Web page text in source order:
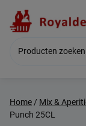
content
Home/ Mix &
Punch 25CL